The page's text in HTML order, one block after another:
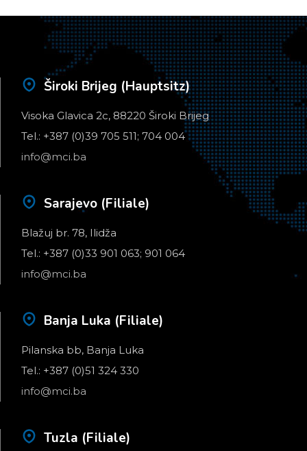
Široki Brijeg (Hauptsitz)
Visoka Glavica 2c, 88220 Široki Brijeg
Tel.: +387 (0)39 705 511; 704 004
info@mci.ba
Sarajevo (Filiale)
Blažuj br. 78, Ilidža
Tel.: +387 (0)33 901 063; 901 064
info@mci.ba
Banja Luka (Filiale)
Pilanska bb, Banja Luka
Tel.: +387 (0)51 324 330
info@mci.ba
Tuzla (Filiale)